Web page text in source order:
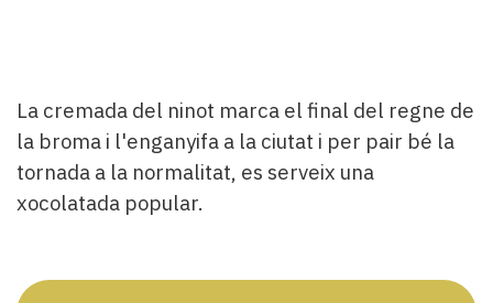
La cremada del ninot marca el final del regne de
la broma i l'enganyifa a la ciutat i per pair bé la
tornada a la normalitat, es serveix una
xocolatada popular.